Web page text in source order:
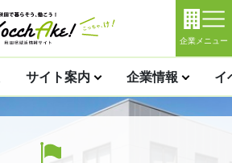
企業メニュー
サイト案内 企業情報 イ